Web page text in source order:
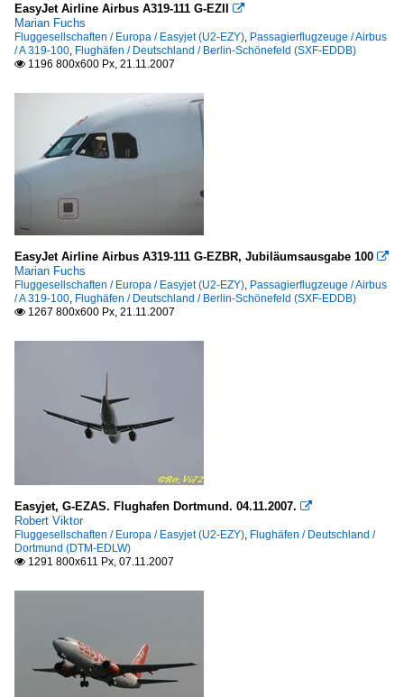
EasyJet Airline Airbus A319-111 G-EZII 
Marian Fuchs
Fluggesellschaften / Europa / Easyjet (U2-EZY) Passagierflugzeuge / Airbus
/ A 319-100 Flughäfen / Deutschland / Berlin-Schönefeld (SXF-EDDB)
 1196 800x600 Px, 21.11.2007
EasyJet Airline Airbus A319-111 G-EZBR, Jubiläumsausgabe 100 
Marian Fuchs
Fluggesellschaften / Europa / Easyjet (U2-EZY) Passagierflugzeuge / Airbus
/ A 319-100 Flughäfen / Deutschland / Berlin-Schönefeld (SXF-EDDB)
 1267 800x600 Px, 21.11.2007
Easyjet, G-EZAS. Flughafen Dortmund. 04.11.2007. 
Robert Viktor
Fluggesellschaften / Europa / Easyjet (U2-EZY) Flughäfen / Deutschland /
Dortmund (DTM-EDLW)
 1291 800x611 Px, 07.11.2007